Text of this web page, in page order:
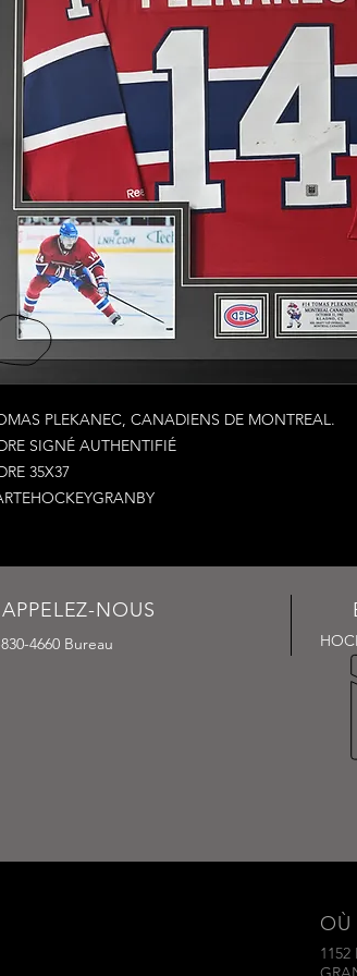
PLEKANEC, CANADIENS DE MONTREAL.
SIGNÉ AUTHENTIFIÉ
35X37
APPELEZ-NOUS
4660 Bureau
OÙ
1152